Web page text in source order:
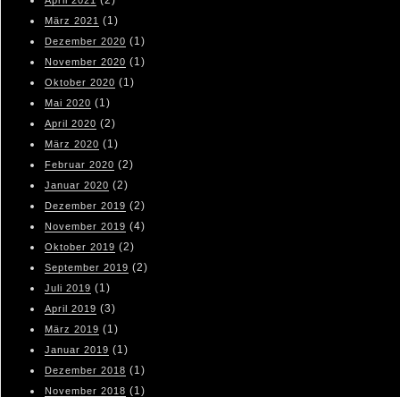
März 2021 (1)
Dezember 2020 (1)
November 2020 (1)
Oktober 2020 (1)
Mai 2020 (1)
April 2020 (2)
März 2020 (1)
Februar 2020 (2)
Januar 2020 (2)
Dezember 2019 (2)
November 2019 (4)
Oktober 2019 (2)
September 2019 (2)
Juli 2019 (1)
April 2019 (3)
März 2019 (1)
Januar 2019 (1)
Dezember 2018 (1)
November 2018 (1)